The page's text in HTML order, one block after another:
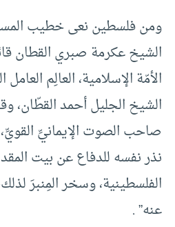
ومن فلسطين نعى خطيب
الشيخ عكرمة صبري القطان
الأمّة الإسلامية، العالِم
الشيخ الجليل أحمد القطّان،
صاحب الصوت الإيمانيِّ
نذر نفسه للدفاع عن بيت
الفلسطينية، وسخر المِنبرَ
عنه” .